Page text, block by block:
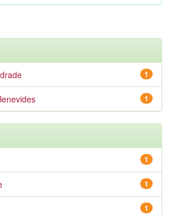
1
1
1
1
1